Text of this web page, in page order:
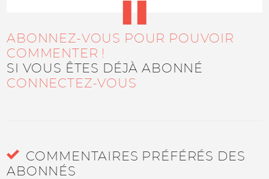
ABONNEZ-VOUS POUR POUVOIR
COMMENTER !
SI VOUS ÊTES DÉJÀ ABONNÉ
CONNECTEZ-VOUS
COMMENTAIRES PRÉFÉRÉS DES
ABONNÉS